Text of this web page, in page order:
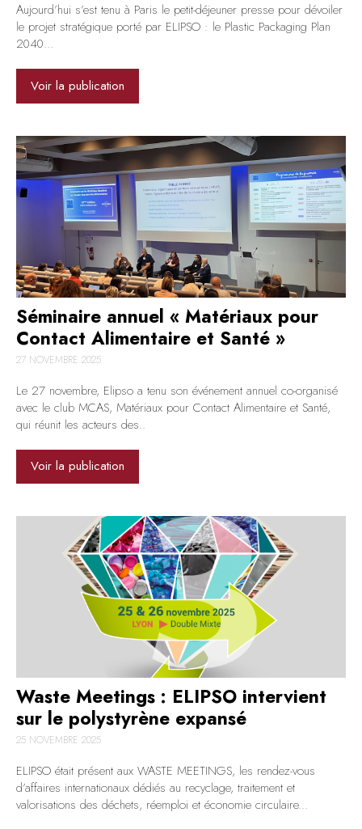
Aujourd’hui s’est tenu à Paris le petit-déjeuner presse pour dévoiler
le projet stratégique porté par ELIPSO : le Plastic Packaging Plan
2040...
Voir la publication
Séminaire annuel « Matériaux pour
Contact Alimentaire et Santé »
27 NOVEMBRE 2025
Le 27 novembre, Elipso a tenu son événement annuel co-organisé
avec le club MCAS, Matériaux pour Contact Alimentaire et Santé,
qui réunit les acteurs des..
Voir la publication
Waste Meetings : ELIPSO intervient
sur le polystyrène expansé
25 NOVEMBRE 2025
ELIPSO était présent aux WASTE MEETINGS, les rendez-vous
d’affaires internationaux dédiés au recyclage, traitement et
valorisations des déchets, réemploi et économie circulaire...